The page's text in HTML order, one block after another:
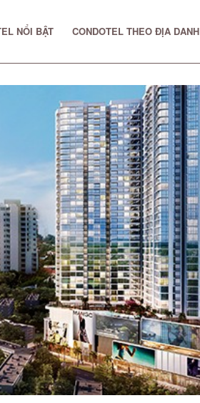
NỔI BẬT CONDOTEL THEO ĐỊA DANH